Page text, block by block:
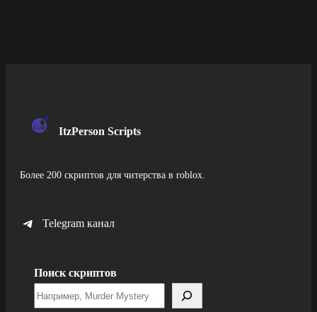
ItzPerson Scripts
Более 200 скриптов для читерства в roblox.
Telegram канал
Поиск скриптов